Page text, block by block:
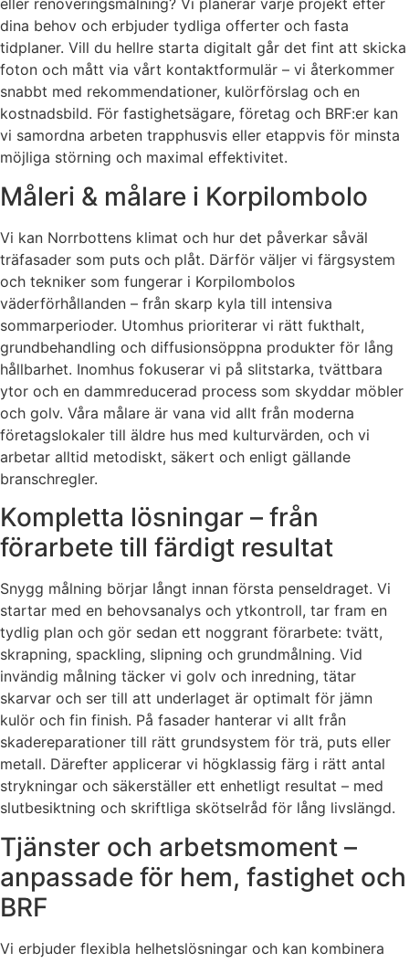
eller renoveringsmålning? Vi planerar varje projekt efter
dina behov och erbjuder tydliga offerter och fasta
tidplaner. Vill du hellre starta digitalt går det fint att skicka
foton och mått via vårt kontaktformulär – vi återkommer
snabbt med rekommendationer, kulörförslag och en
kostnadsbild. För fastighetsägare, företag och BRF:er kan
vi samordna arbeten trapphusvis eller etappvis för minsta
möjliga störning och maximal effektivitet.
Måleri & målare i Korpilombolo
Vi kan Norrbottens klimat och hur det påverkar såväl
träfasader som puts och plåt. Därför väljer vi färgsystem
och tekniker som fungerar i Korpilombolos
väderförhållanden – från skarp kyla till intensiva
sommarperioder. Utomhus prioriterar vi rätt fukthalt,
grundbehandling och diffusionsöppna produkter för lång
hållbarhet. Inomhus fokuserar vi på slitstarka, tvättbara
ytor och en dammreducerad process som skyddar möbler
och golv. Våra målare är vana vid allt från moderna
företagslokaler till äldre hus med kulturvärden, och vi
arbetar alltid metodiskt, säkert och enligt gällande
branschregler.
Kompletta lösningar – från
förarbete till färdigt resultat
Snygg målning börjar långt innan första penseldraget. Vi
startar med en behovsanalys och ytkontroll, tar fram en
tydlig plan och gör sedan ett noggrant förarbete: tvätt,
skrapning, spackling, slipning och grundmålning. Vid
invändig målning täcker vi golv och inredning, tätar
skarvar och ser till att underlaget är optimalt för jämn
kulör och fin finish. På fasader hanterar vi allt från
skadereparationer till rätt grundsystem för trä, puts eller
metall. Därefter applicerar vi högklassig färg i rätt antal
strykningar och säkerställer ett enhetligt resultat – med
slutbesiktning och skriftliga skötselråd för lång livslängd.
Tjänster och arbetsmoment –
anpassade för hem, fastighet och
BRF
Vi erbjuder flexibla helhetslösningar och kan kombinera